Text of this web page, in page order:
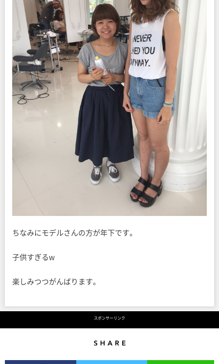
ちなみにモデルさんの方が年下です。
子供すぎるw
楽しみつつがんばります。
スポンサーリンク